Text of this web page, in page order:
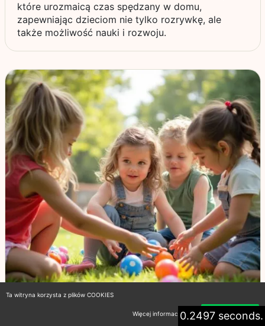
które urozmaicą czas spędzany w domu,
zapewniając dzieciom nie tylko rozrywkę, ale
także możliwość nauki i rozwoju.
0.2497 seconds.
Ta witryna korzysta z plików COOKIES
Więcej informacji Akceptuję